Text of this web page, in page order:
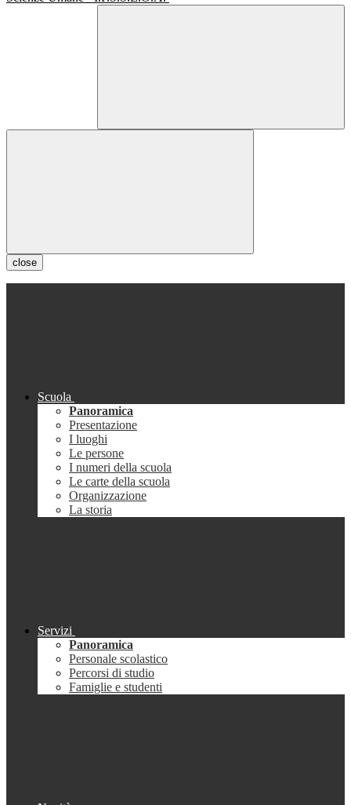
close
Scuola
Panoramica
Presentazione
I luoghi
Le persone
I numeri della scuola
Le carte della scuola
Organizzazione
La storia
Servizi
Panoramica
Personale scolastico
Percorsi di studio
Famiglie e studenti